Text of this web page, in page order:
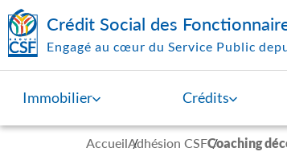
Aller au contenu principal
Crédit Social des
Engagé au cœur du Service Public
Immobilier Crédits
AccueilAdhésion CSFCoaching